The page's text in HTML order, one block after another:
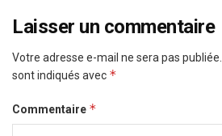
Laisser un commentaire
Votre adresse e-mail ne sera pas publiée.
sont indiqués avec *
Commentaire *